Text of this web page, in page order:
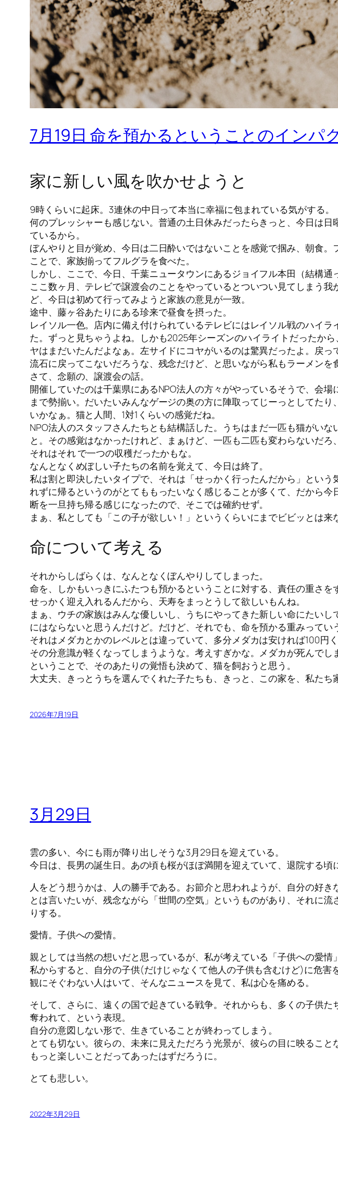
7月19日 命を預かるということのインパ
家に新しい風を吹かせようと
9時くらいに起床。3連休の中日って本当に幸福に包まれている気がする。
何のプレッシャーも感じない。普通の土日休みだったらきっと、今日は
ているから。
ぼんやりと目が覚め、今日は二日酔いではないことを感覚で掴み、朝食
ことで、家族揃ってフルグラを食べた。
しかし、ここで、今日、千葉ニュータウンにあるジョイフル本田（結構通
ここ数ヶ月、テレビで譲渡会のことをやっているとついつい見てしまう
ど、今日は初めて行ってみようと家族の意見が一致。
途中、藤ヶ谷あたりにある珍来で昼食を摂った。
レイソル一色。店内に備え付けられているテレビにはレイソル戦のハイ
た。ずっと見ちゃうよね。しかも2025年シーズンのハイライトだったか
ヤはまだいたんだよなぁ。左サイドにコヤがいるのは驚異だったよ。戻っ
流石に戻ってこないだろうな、残念だけど、と思いながら私もラーメンを
さて、念願の、譲渡会の話。
開催していたのは千葉県にあるNPO法人の方々がやっているそうで、会
まで勢揃い。だいたいみんなゲージの奥の方に陣取ってじーっとしてた
いかなぁ。猫と人間、1対1くらいの感覚だね。
NPO法人のスタッフさんたちとも結構話した。うちはまだ一匹も猫がい
と。その感覚はなかったけれど、まぁけど、一匹も二匹も変わらないだ
それはそれ で一つの収穫だったかもな。
なんとなくめぼしい子たちの名前を覚えて、今日は終了。
私は割と即決したいタイプで、それは「せっかく行ったんだから」とい
れずに帰るというのがとてももったいなく感じることが多くて、だから
断を一旦持ち帰る感じになったので、そこでは確約せず。
まぁ、私としても「この子が欲しい！」というくらいにまでビビッとは
命について考える
それからしばらくは、なんとなくぼんやりしてしまった。
命を、しかもいっきにふたつも預かるということに対する、責任の重さを
せっかく迎え入れるんだから、天寿をまっとうして欲しいもんね。
まぁ、ウチの家族はみんな優しいし、うちにやってきた新しい命にたい
にはならないと思うんだけど。だけど、それでも、命を預かる重みってい
それはメダカとかのレベルとは違っていて、多分メダカは安ければ100円
その分意識が軽くなってしまうような。考えすぎかな。メダカが死んでし
ということで、そのあたりの覚悟も決めて、猫を飼おうと思う。
大丈夫、きっとうちを選んでくれた子たちも、きっと、この家を、私たち
2026年7月19日
3月29日
雲の多い、今にも雨が降り出しそうな3月29日を迎えている。
今日は、長男の誕生日。あの頃も桜がほぼ満開を迎えていて、退院する頃
人をどう想うかは、人の勝手である。お節介と思われようが、自分の好き
とは言いたいが、残念ながら「世間の空気」というものがあり、それに
りする。
愛情。子供への愛情。
親としては当然の想いだと思っているが、私が考えている「子供への愛情
私からすると、自分の子供(だけじゃなくて他人の子供も含むけど)に危
観にそぐわない人はいて、そんなニュースを見て、私は心を痛める。
そして、さらに、遠くの国で起きている戦争。それからも、多くの子供た
奪われて、という表現。
自分の意図しない形で、生きていることが終わってしまう。
とても切ない。彼らの、未来に見えただろう光景が、彼らの目に映ること
もっと楽しいことだってあったはずだろうに。
とても悲しい。
2022年3月29日